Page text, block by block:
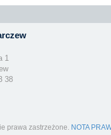
1
38
prawa zastrzeżone. NOTA